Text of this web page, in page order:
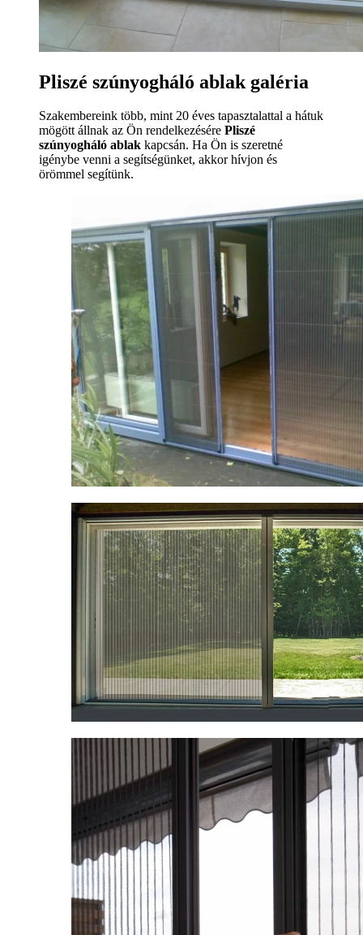
Pliszé szúnyogháló ablak galéria
Szakembereink több, mint 20 éves tapasztalattal a hátuk
mögött állnak az Ön rendelkezésére Pliszé
szúnyogháló ablak kapcsán. Ha Ön is szeretné
igénybe venni a segítségünket, akkor hívjon és
örömmel segítünk.